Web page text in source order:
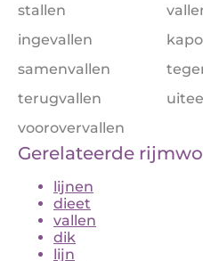
stallen
ingevallen
samenvallen
terugvallen
voorovervallen
Gerelateerde
lijnen
dieet
vallen
dik
lijn